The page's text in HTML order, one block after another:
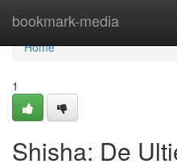
bookmark-media
Home
Home
1
Shisha: De